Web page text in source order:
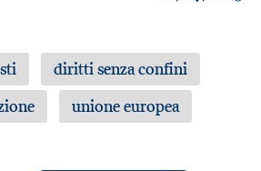
diritti senza confini
unione europea